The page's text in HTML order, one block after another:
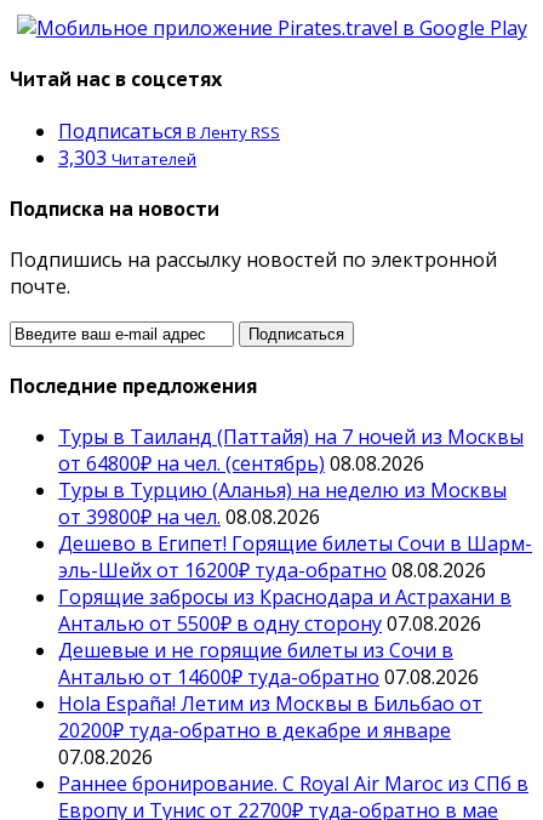
Читай нас в соцсетях
Подписаться В Ленту RSS
3,303 Читателей
Подписка на новости
Подпишись на рассылку новостей по электронной
почте.
Последние предложения
Туры в Таиланд (Паттайя) на 7 ночей из Москвы
от 64800₽ на чел. (сентябрь) 08.08.2026
Туры в Турцию (Аланья) на неделю из Москвы
от 39800₽ на чел. 08.08.2026
Дешево в Египет! Горящие билеты Сочи в Шарм-
эль-Шейх от 16200₽ туда-обратно 08.08.2026
Горящие забросы из Краснодара и Астрахани в
Анталью от 5500₽ в одну сторону07.08.2026
Дешевые и не горящие билеты из Сочи в
Анталью от 14600₽ туда-обратно 07.08.2026
Hola España! Летим из Москвы в Бильбао от
20200₽ туда-обратно в декабре и январе
07.08.2026
Раннее бронирование. С Royal Air Maroc из СПб в
Европу и Тунис от 22700₽ туда-обратно в мае